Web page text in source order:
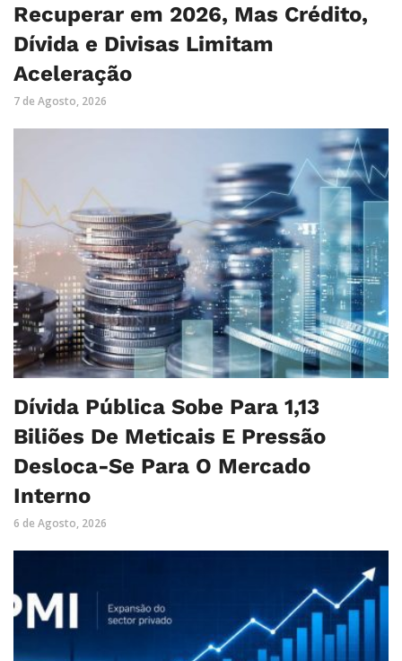
Recuperar em 2026, Mas Crédito,
Dívida e Divisas Limitam
Aceleração
7 de Agosto, 2026
Dívida Pública Sobe Para 1,13
Biliões De Meticais E Pressão
Desloca-Se Para O Mercado
Interno
6 de Agosto, 2026